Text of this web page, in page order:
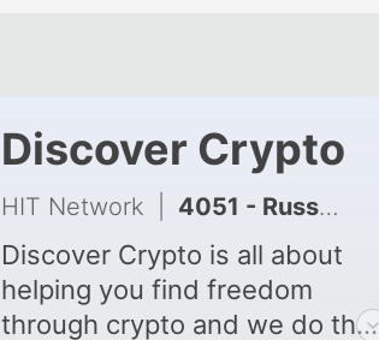
Discover Crypto
HIT Network 4051 - Russia Buying XRP? (Clarity Passed)
Discover Crypto is all about
helping you find freedom
through crypto and we do that